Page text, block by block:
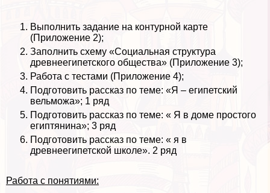
Выполнить задание на контурной карте
(Приложение 2);
Заполнить схему «Социальная структура
древнеегипетского общества» (Приложение 3);
Работа с тестами (Приложение 4);
Подготовить рассказ по теме: «Я – египетский
вельможа»; 1 ряд
Подготовить рассказ по теме: « Я в доме простого
египтянина»; 3 ряд
Подготовить рассказ по теме: « я в
древнеегипетской школе». 2 ряд
Работа с понятиями: